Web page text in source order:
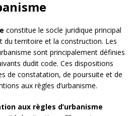
constitue le socle juridique principal
du territoire et la construction. Les
sont principalement définies
dudit code. Ces dispositions
de constatation, de poursuite et de
aux règles d’urbanisme.
aux règles d’urbanisme